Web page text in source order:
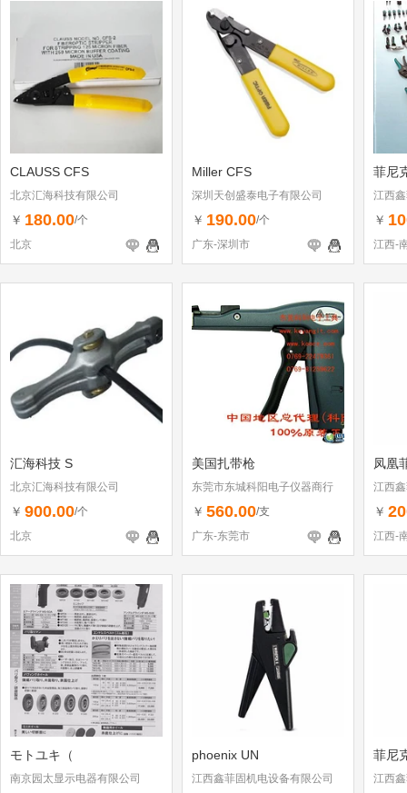
CLAUSS CFS
北京汇海科技有限公司
￥ 180.00/个
北京
Miller CFS
深圳天创盛泰电子有限公司
￥ 190.00/个
广东-深圳市
菲尼
江西
￥
江西-
汇海科技 S
北京汇海科技有限公司
￥ 900.00/个
北京
美国扎带枪
东莞市东城科阳电子仪器商行
￥ 560.00/支
广东-东莞市
凤凰
江西
￥
江西-
モトユキ（
南京园太显示电器有限公司
phoenix UN
江西鑫菲固机电设备有限公司
菲尼
江西